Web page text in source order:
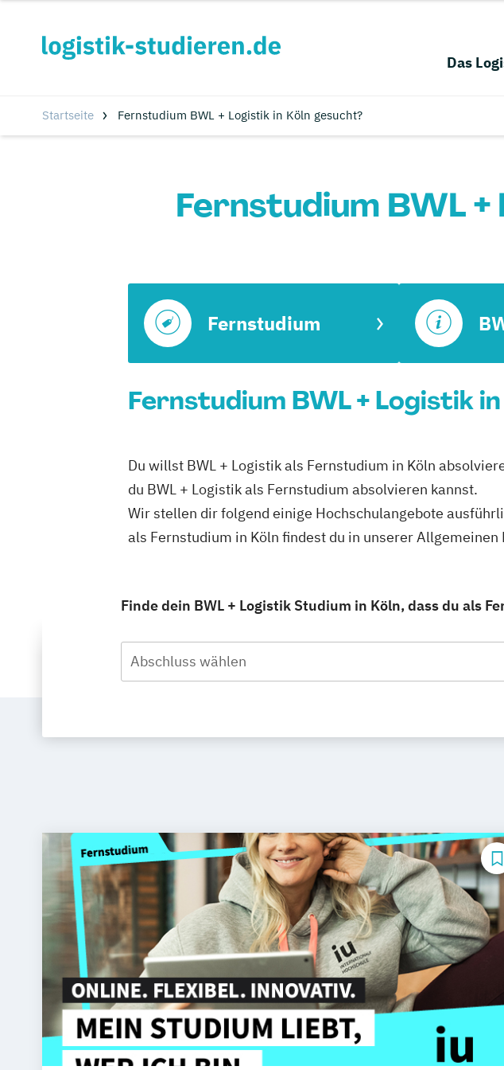
Das
Startseite Fernstudium BWL + Logistik in Köln gesucht?
Fernstudium BWL
Fernstudium
Fernstudium BWL + Logistik
Du willst BWL + Logistik als Fernstudium in Köln
du BWL + Logistik als Fernstudium absolvieren kannst.
Wir stellen dir folgend einige Hochschulangebote
als Fernstudium in Köln findest du in unserer Allgemeinen
Finde dein BWL + Logistik Studium in Köln, dass du als
Abschluss wählen